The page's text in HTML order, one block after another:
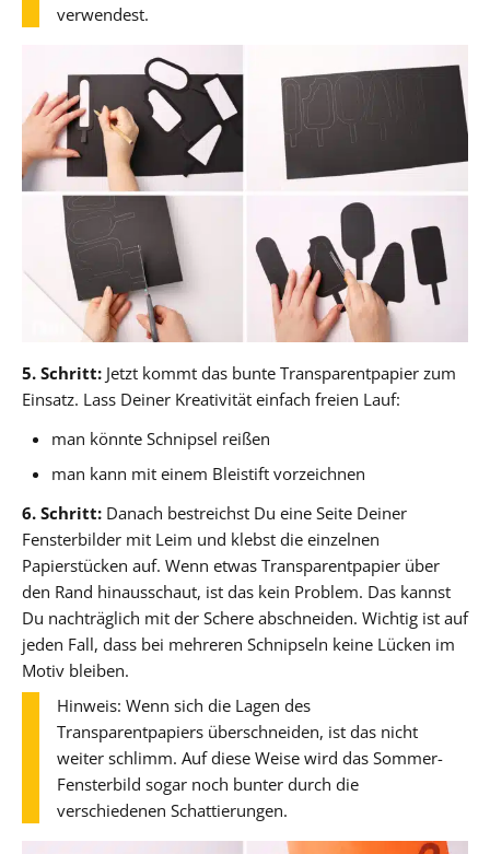
verwendest.
5. Schritt: Jetzt kommt das bunte Transparentpapier zum
Einsatz. Lass Deiner Kreativität einfach freien Lauf:
man könnte Schnipsel reißen
man kann mit einem Bleistift vorzeichnen
6. Schritt: Danach bestreichst Du eine Seite Deiner
Fensterbilder mit Leim und klebst die einzelnen
Papierstücken auf. Wenn etwas Transparentpapier über
den Rand hinausschaut, ist das kein Problem. Das kannst
Du nachträglich mit der Schere abschneiden. Wichtig ist auf
jeden Fall, dass bei mehreren Schnipseln keine Lücken im
Motiv bleiben.
Hinweis: Wenn sich die Lagen des
Transparentpapiers überschneiden, ist das nicht
weiter schlimm. Auf diese Weise wird das Sommer-
Fensterbild sogar noch bunter durch die
verschiedenen Schattierungen.